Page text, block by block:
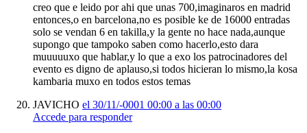
creo que e leido por ahi que unas 700,imaginaros en madrid
entonces,o en barcelona,no es posible ke de 16000 entradas
solo se vendan 6 en takilla,y la gente no hace nada,aunque
supongo que tampoko saben como hacerlo,esto dara
muuuuuxo que hablar,y lo que a exo los patrocinadores del
evento es digno de aplauso,si todos hicieran lo mismo,la kosa
kambaria muxo en todos estos temas
JAVICHO el 30/11/-0001 00:00 a las 00:00
Accede para responder